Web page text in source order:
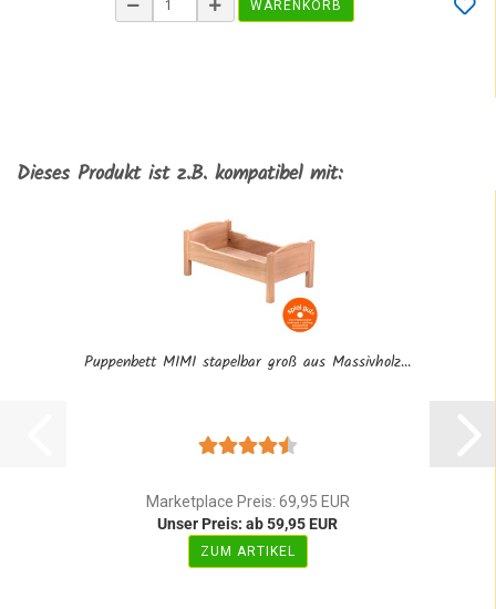
WARENKORB
Dieses Produkt ist z.B. kompatibel mit:
Puppenbett MIMI stapelbar groß aus Massivholz...
Marketplace Preis: 69,95 EUR
Unser Preis: ab 59,95 EUR
ZUM ARTIKEL